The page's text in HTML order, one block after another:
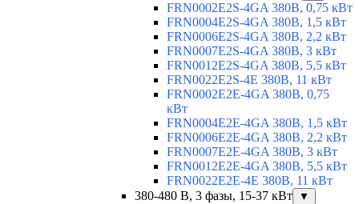
FRN0002E2S-4GA 380В, 0,75 кВт
FRN0004E2S-4GA 380В, 1,5 кВт
FRN0006E2S-4GA 380В, 2,2 кВт
FRN0007E2S-4GA 380В, 3 кВт
FRN0012E2S-4GA 380В, 5,5 кВт
FRN0022E2S-4E 380В, 11 кВт
FRN0002E2E-4GA 380В, 0,75
кВт
FRN0004E2E-4GA 380В, 1,5 кВт
FRN0006E2E-4GA 380В, 2,2 кВт
FRN0007E2E-4GA 380В, 3 кВт
FRN0012E2E-4GA 380В, 5,5 кВт
FRN0022E2E-4E 380В, 11 кВт
380-480 В, 3 фазы, 15-37 кВт
▼